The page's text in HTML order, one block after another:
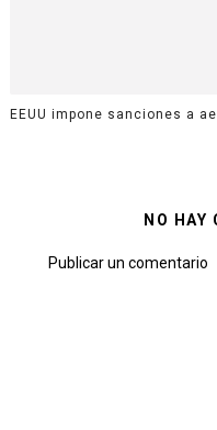
EEUU impone sanciones a
NO HAY
Publicar un comentario